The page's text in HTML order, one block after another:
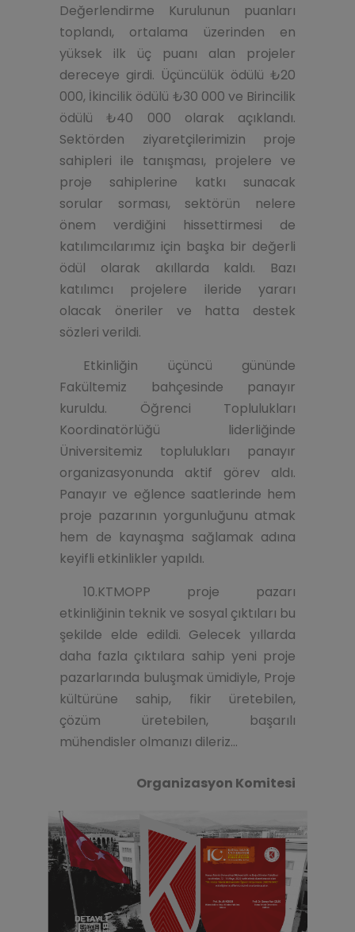
Değerlendirme Kurulunun puanları
toplandı, ortalama üzerinden en
yüksek ilk üç puanı alan projeler
dereceye girdi. Üçüncülük ödülü ₺20
000, İkincilik ödülü ₺30 000 ve Birincilik
ödülü ₺40 000 olarak açıklandı.
Sektörden ziyaretçilerimizin proje
sahipleri ile tanışması, projelere ve
proje sahiplerine katkı sunacak
sorular sorması, sektörün nelere
önem verdiğini hissettirmesi de
katılımcılarımız için başka bir değerli
ödül olarak akıllarda kaldı. Bazı
katılımcı projelere ileride yararı
olacak öneriler ve hatta destek
sözleri verildi.
Etkinliğin üçüncü gününde
Fakültemiz bahçesinde panayır
kuruldu. Öğrenci Toplulukları
Koordinatörlüğü liderliğinde
Üniversitemiz toplulukları panayır
organizasyonunda aktif görev aldı.
Panayır ve eğlence saatlerinde hem
proje pazarının yorgunluğunu atmak
hem de kaynaşma sağlamak adına
keyifli etkinlikler yapıldı.
10.KTMOPP proje pazarı
etkinliğinin teknik ve sosyal çıktıları bu
şekilde elde edildi. Gelecek yıllarda
daha fazla çıktılara sahip yeni proje
pazarlarında buluşmak ümidiyle, Proje
kültürüne sahip, fikir üretebilen,
çözüm üretebilen, başarılı
mühendisler olmanızı dileriz...
Organizasyon Komitesi